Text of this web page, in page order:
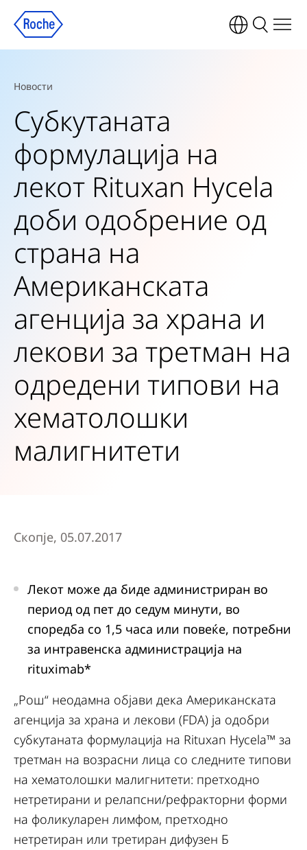
Новости
Субкутаната
формулација на
лекот Rituxan Hycela
доби одобрение од
страна на
Американската
агенција за храна и
лекови за третман на
одредени типови на
хематолошки
малигнитети
Скопје, 05.07.2017
Лекот може да биде администриран во
период од пет до седум минути, во
споредба со 1,5 часа или повеќе, потребни
за интравенска администрација на
rituximab*
„Рош“ неодамна објави дека Американската
агенција за храна и лекови (FDA) ја одобри
субкутаната формулација на Rituxan Hycela™ за
третман на возрасни лица со следните типови
на хематолошки малигнитети: претходно
нетретирани и релапсни/рефракторни форми
на фоликуларен лимфом, претходно
нетретиран или третиран дифузен Б